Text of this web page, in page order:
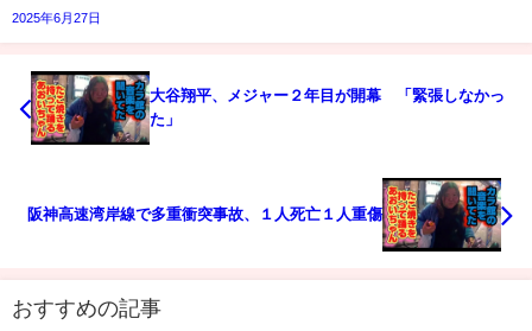
2025年6月27日
大谷翔平、メジャー２年目が開幕 「緊張しなかっ
た」
阪神高速湾岸線で多重衝突事故、１人死亡１人重傷
おすすめの記事